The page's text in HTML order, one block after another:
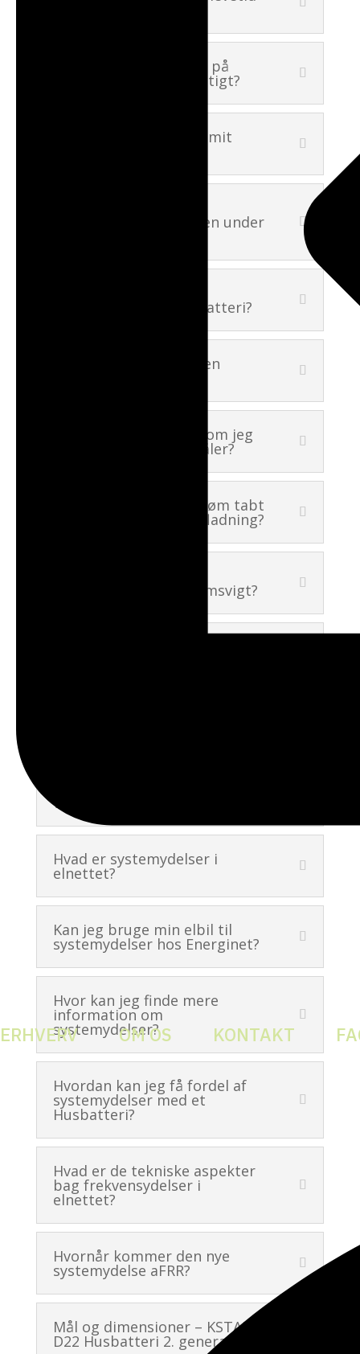
ERHVERV OM OS KONTAKT
Hvad betyder C-faktor på
batteriet og er det vigtigt?
Hvad er AC-Kobling til mit
Husbatteriet inverteren under
systemydelser på et batteri?
Hvorfor skal jeg have en
Hvordan kan jeg vide, om jeg
har en summationsmåler?
Går der ikke en del strøm tabt
under opladning og afladning?
Husbatteriet ved strømsvigt?
varmepumpe?
Hvad er systemydelser i
elnettet?
Kan jeg bruge min elbil til
systemydelser hos Energinet?
Hvor kan jeg finde mere
information om
systemydelser?
Hvordan kan jeg få fordel af
systemydelser med et
Husbatteri?
Hvad er de tekniske aspekter
bag frekvensydelser i
elnettet?
Hvornår kommer den nye
systemydelse aFRR?
Mål og dimensioner – KSTAR
D22 Husbatteri 2. generation